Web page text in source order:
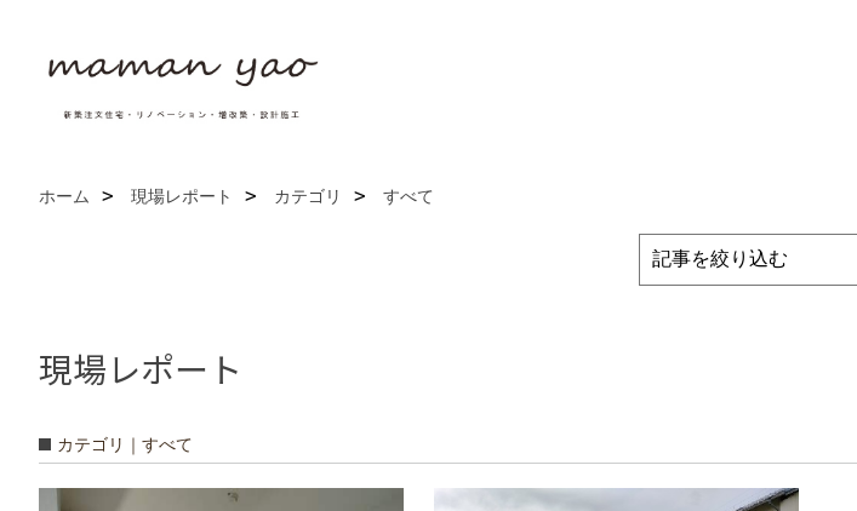
ホーム 現場レポート カテゴリ すべて
現場レポート
カテゴリ｜すべて